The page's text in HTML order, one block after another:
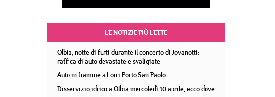
LE NOTIZIE PIÙ LETTE
Olbia, notte di furti durante il concerto di Jovanotti:
raffica di auto devastate e svaligiate
Auto in fiamme a Loiri Porto San Paolo
Disservizio idrico a Olbia mercoledì 10 aprile, ecco dove